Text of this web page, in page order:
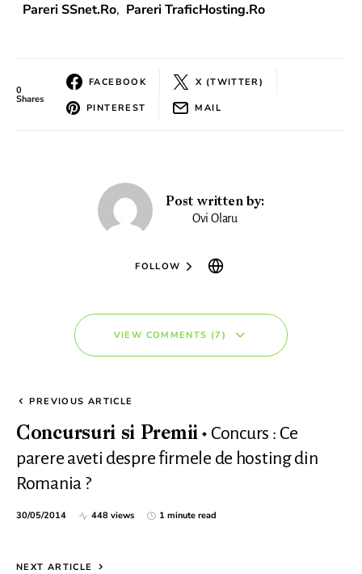
Pareri SSnet.ro, Pareri TraficHosting.ro
0
Shares
FACEBOOK X (TWITTER)
PINTEREST MAIL
Post written by:
Ovi Olaru
FOLLOW
VIEW COMMENTS (7)
PREVIOUS ARTICLE
Concursuri si Premii
Concurs : Ce
parere aveti despre firmele de hosting din
Romania ?
30/05/2014 448 views 1 minute read
NEXT ARTICLE